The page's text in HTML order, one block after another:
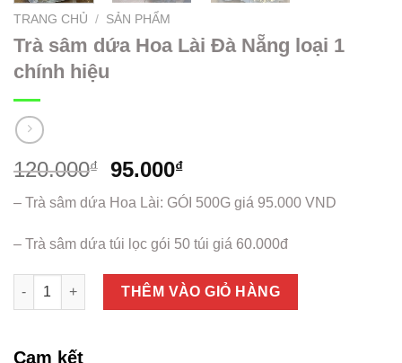
TRANG CHỦ / SẢN PHẨM
Trà sâm dứa Hoa Lài Đà Nẵng loại 1
chính hiệu
120.000₫ 95.000₫
– Trà sâm dứa Hoa Lài: GÓI 500G giá 95.000 VND
– Trà sâm dứa túi lọc gói 50 túi giá 60.000đ
Trà sâm dứa Hoa Lài Đà Nẵng loại 1 chính hiệu số lượng
THÊM VÀO GIỎ HÀNG
Cam kết